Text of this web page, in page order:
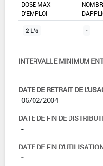
DOSE MAX
D'EMPLOI
2 L/q -
INTERVALLE MINIMUM
-
DATE DE RETRAIT DE
06/02/2004
DATE DE FIN DE
-
DATE DE FIN
-